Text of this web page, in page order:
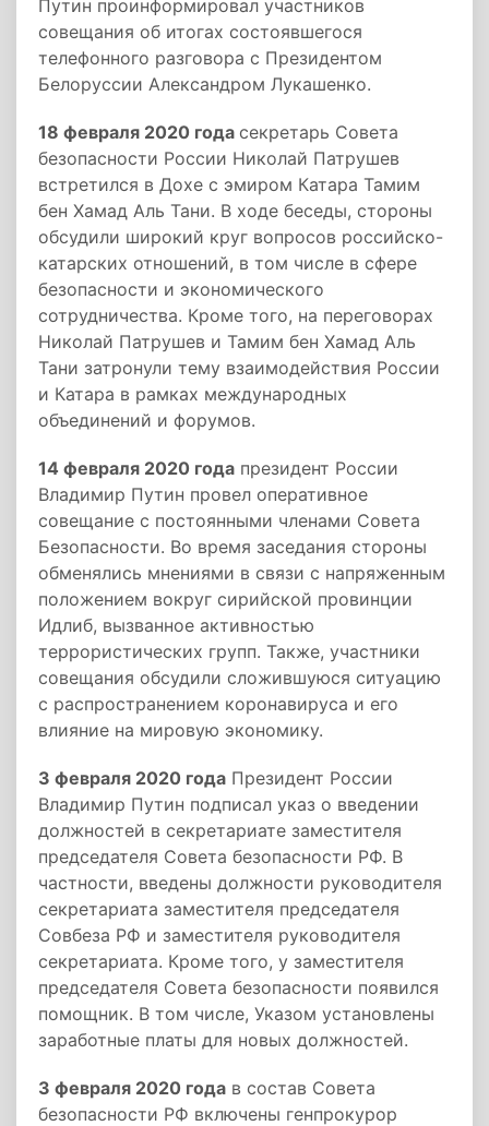
Путин проинформировал участников
совещания об итогах состоявшегося
телефонного разговора с Президентом
Белоруссии Александром Лукашенко.
18 февраля 2020 года секретарь Совета
безопасности России Николай Патрушев
встретился в Дохе с эмиром Катара Тамим
бен Хамад Аль Тани. В ходе беседы, стороны
обсудили широкий круг вопросов российско-
катарских отношений, в том числе в сфере
безопасности и экономического
сотрудничества. Кроме того, на переговорах
Николай Патрушев и Тамим бен Хамад Аль
Тани затронули тему взаимодействия России
и Катара в рамках международных
объединений и форумов.
14 февраля 2020 года президент России
Владимир Путин провел оперативное
совещание с постоянными членами Совета
Безопасности. Во время заседания стороны
обменялись мнениями в связи с напряженным
положением вокруг сирийской провинции
Идлиб, вызванное активностью
террористических групп. Также, участники
совещания обсудили сложившуюся ситуацию
с распространением коронавируса и его
влияние на мировую экономику.
3 февраля 2020 года Президент России
Владимир Путин подписал указ о введении
должностей в секретариате заместителя
председателя Совета безопасности РФ. В
частности, введены должности руководителя
секретариата заместителя председателя
Совбеза РФ и заместителя руководителя
секретариата. Кроме того, у заместителя
председателя Совета безопасности появился
помощник. В том числе, Указом установлены
заработные платы для новых должностей.
3 февраля 2020 года в состав Совета
безопасности РФ включены генпрокурор